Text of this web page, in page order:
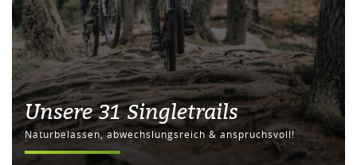
Unsere 31 Singletrails
Naturbelassen, abwechslungsreich & anspruchsvoll!